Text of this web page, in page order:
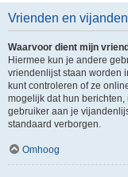
Vrienden en vijanden
Waarvoor dient mijn
Hiermee kun je andere
vriendenlijst staan worden
kunt controleren of ze
mogelijk dat hun
gebruiker aan je
standaard verborgen.
Omhoog